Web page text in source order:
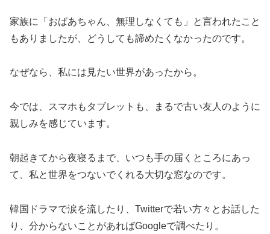
家族に「おばあちゃん、無理しなくても」と言われたこと
もありましたが、どうしても諦めたくなかったのです。
なぜなら、私には見たい世界があったから。
今では、スマホもタブレットも、まるで古い友人のように
親しみを感じています。
朝起きてから夜寝るまで、いつも手の届くところにあっ
て、私と世界をつないでくれる大切な窓なのです。
韓国ドラマで涙を流したり、Twitterで若い方々とお話した
り、分からないことがあればGoogleで調べたり。